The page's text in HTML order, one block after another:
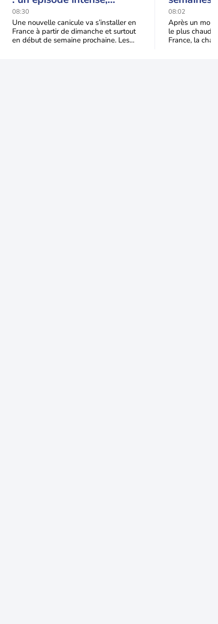
durable et étendu la
semaine prochaine
08:30
Une nouvelle canicule va s’installer en
France à partir de dimanche et surtout
en début de semaine prochaine. Les
septembre
08:02
Après un
le plus chaud
France, la